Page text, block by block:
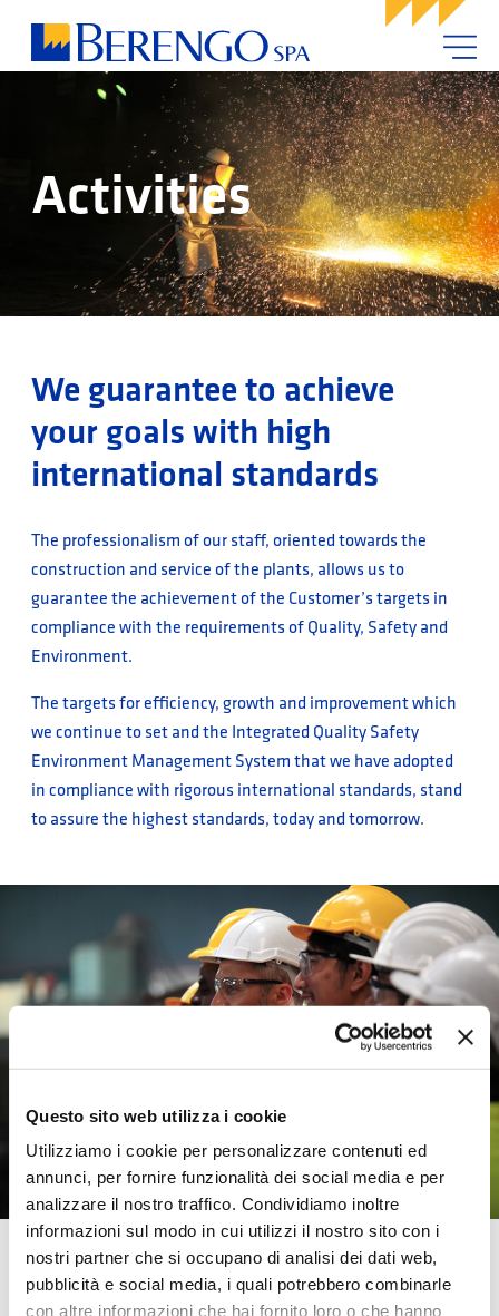
Questo sito web utilizza i cookie
Utilizziamo i cookie per personalizzare contenuti ed
annunci, per fornire funzionalità dei social media e per
analizzare il nostro traffico. Condividiamo inoltre
informazioni sul modo in cui utilizzi il nostro sito con i
nostri partner che si occupano di analisi dei dati web,
pubblicità e social media, i quali potrebbero combinarle
con altre informazioni che hai fornito loro o che hanno
Activities
We guarantee to achieve
your goals with high
international standards
The professionalism of our staff, oriented towards the
construction and service of the plants, allows us to
guarantee the achievement of the Customer’s targets in
compliance with the requirements of Quality, Safety and
Environment.
The targets for efficiency, growth and improvement which
we continue to set and the Integrated Quality Safety
Environment Management System that we have adopted
in compliance with rigorous international standards, stand
to assure the highest standards, today and tomorrow.